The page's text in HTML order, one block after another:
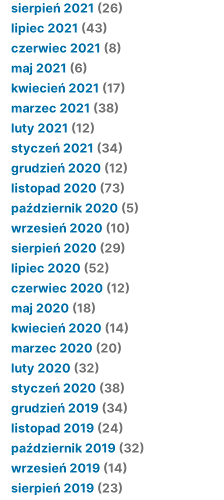
sierpień 2021 (26)
lipiec 2021 (43)
czerwiec 2021 (8)
maj 2021 (6)
kwiecień 2021 (17)
marzec 2021 (38)
luty 2021 (12)
styczeń 2021 (34)
grudzień 2020 (12)
listopad 2020 (73)
październik 2020 (5)
wrzesień 2020 (10)
sierpień 2020 (29)
lipiec 2020 (52)
czerwiec 2020 (12)
maj 2020 (18)
kwiecień 2020 (14)
marzec 2020 (20)
luty 2020 (32)
styczeń 2020 (38)
grudzień 2019 (34)
listopad 2019 (24)
październik 2019 (32)
wrzesień 2019 (14)
sierpień 2019 (23)